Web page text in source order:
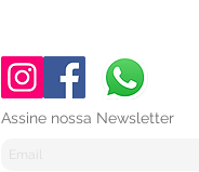
Assine nossa Newsletter